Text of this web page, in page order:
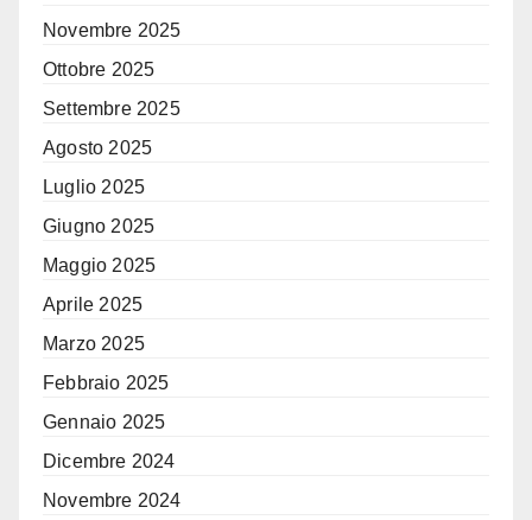
Novembre 2025
Ottobre 2025
Settembre 2025
Agosto 2025
Luglio 2025
Giugno 2025
Maggio 2025
Aprile 2025
Marzo 2025
Febbraio 2025
Gennaio 2025
Dicembre 2024
Novembre 2024